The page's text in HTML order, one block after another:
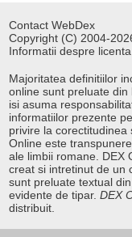
Contact WebDex
Copyright (C) 2004-
Informatii despre licenta
Majoritatea definitiilor
online sunt preluate din
isi asuma
informatiilor prezente
privire la
Online este
ale limbii romane. DEX
creat si intretinut de un
sunt preluate textual
evidente de tipar.DEX
distribuit.